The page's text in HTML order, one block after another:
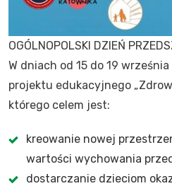
OGÓLNOPOLSKI DZIEŃ
W dniach od 15 do 19
projektu edukacyjnego
którego celem jest:
kreowanie nowej
wartości wychowania
dostarczanie dzieciom